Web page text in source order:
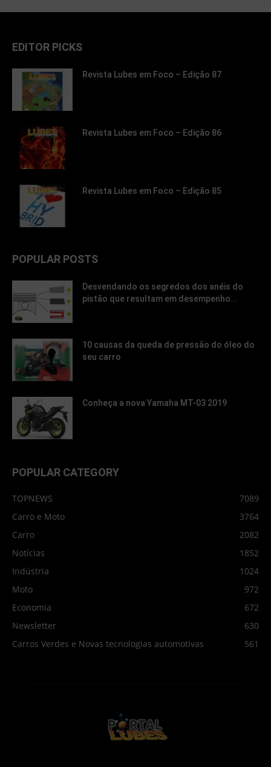
EDITOR PICKS
Revista Lubes em Foco – Edição 87
Revista Lubes em Foco – Edição 86
Revista Lubes em Foco – Edição 85
POPULAR POSTS
Desvendando os segredos dos anéis do
pistão que resultam em desempenho...
10 causas da queda de pressão do óleo do
seu carro
Conheça a nova Yamaha MT-03 2019
POPULAR CATEGORY
TOPNEWS
7089
Carro e Moto
3764
Carro
2082
Notícias
1852
Indústria
1024
Moto
972
Economia
672
Newsletter
630
Carros Verdes e Novas tecnologias automotivas
561